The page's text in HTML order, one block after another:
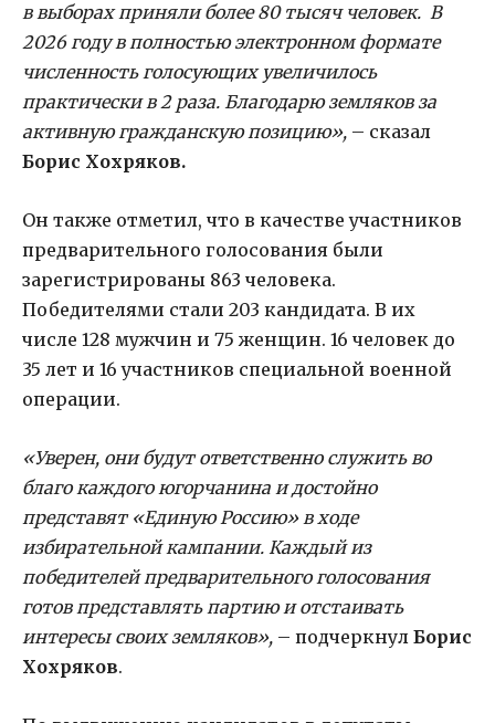
в выборах приняли более 80 тысяч человек. В
2026 году в полностью электронном формате
численность голосующих увеличилось
практически в 2 раза. Благодарю земляков за
активную гражданскую позицию», – сказал
Борис Хохряков.
Он также отметил, что в качестве участников
предварительного голосования были
зарегистрированы 863 человека.
Победителями стали 203 кандидата. В их
числе 128 мужчин и 75 женщин. 16 человек до
35 лет и 16 участников специальной военной
операции.
«Уверен, они будут ответственно служить во
благо каждого югорчанина и достойно
представят «Единую Россию» в ходе
избирательной кампании. Каждый из
победителей предварительного голосования
готов представлять партию и отстаивать
интересы своих земляков», – подчеркнул Борис
Хохряков.